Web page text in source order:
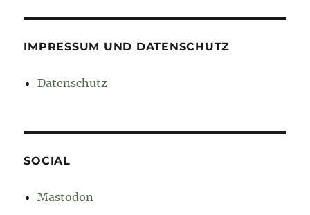
IMPRESSUM UND DATENSCHUTZ
Datenschutz
SOCIAL
Mastodon